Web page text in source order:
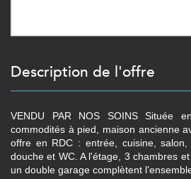
description de l'offre
VENDU PAR NOS SOINS Située
commodités à pied, maison ancienne
offre en RDC : entrée, cuisine,
douche et WC. A l'étage, 3 chambres
un double garage complètent